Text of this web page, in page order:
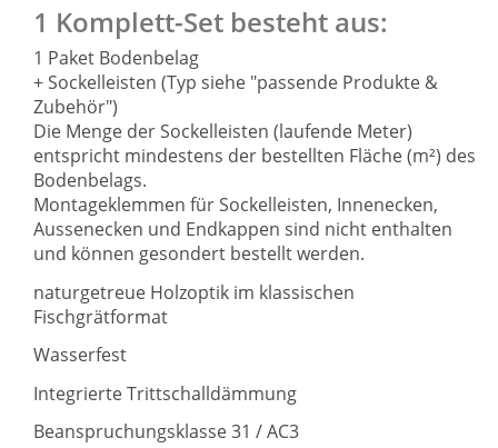
1 Komplett-Set besteht aus:
1 Paket Bodenbelag
+ Sockelleisten (Typ siehe "passende Produkte &
Zubehör")
Die Menge der Sockelleisten (laufende Meter)
entspricht mindestens der bestellten Fläche (m²) des
Bodenbelags.
Montageklemmen für Sockelleisten, Innenecken,
Aussenecken und Endkappen sind nicht enthalten
und können gesondert bestellt werden.
naturgetreue Holzoptik im klassischen
Fischgrätformat
Wasserfest
Integrierte Trittschalldämmung
Beanspruchungsklasse 31 / AC3